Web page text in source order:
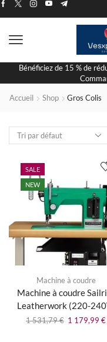
Bénéficiez de 15 % de
Accueil Shop Gros Colis
SALE
NEW
Machine à coudre
Machine à coudre
Leatherwork (220-
1 531,79€ 1 179,99 €